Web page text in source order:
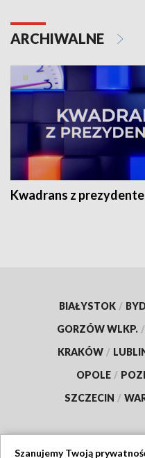
ARCHIWALNE
Kwadrans z
BIAŁYSTOK /
GORZÓW WLKP. /
KRAKÓW /
OPOLE /
SZCZECIN /
Szanujemy Twoją